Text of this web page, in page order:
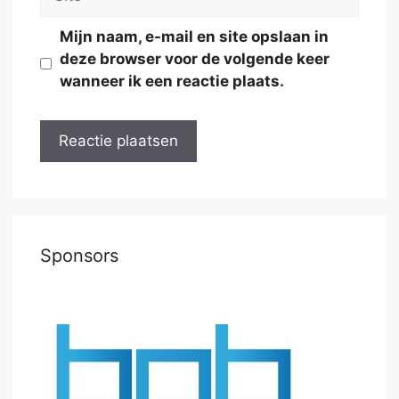
Mijn naam, e-mail en site opslaan in
deze browser voor de volgende keer
wanneer ik een reactie plaats.
Sponsors